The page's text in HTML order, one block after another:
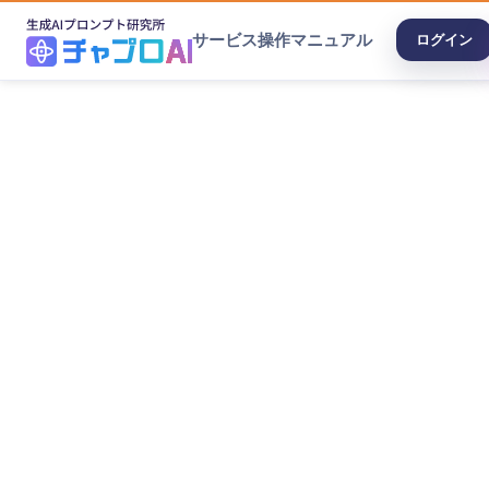
サービス操作マニュアル ログイン